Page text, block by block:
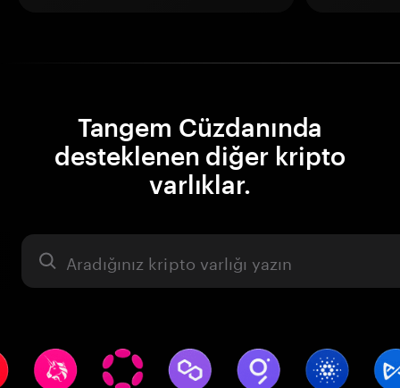
Tangem Cüzdanında
desteklenen diğer kripto
varlıklar.
Varlık